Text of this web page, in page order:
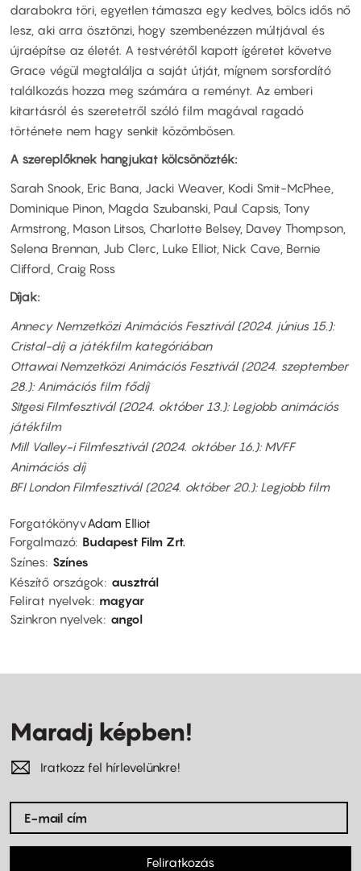
darabokra töri, egyetlen támasza egy kedves, bölcs idős nő
lesz, aki arra ösztönzi, hogy szembenézzen múltjával és
újraépítse az életét. A testvérétől kapott ígéretet követve
Grace végül megtalálja a saját útját, mígnem sorsfordító
találkozás hozza meg számára a reményt. Az emberi
kitartásról és szeretetről szóló film magával ragadó
története nem hagy senkit közömbösen.
A szereplőknek hangjukat kölcsönözték:
Sarah Snook, Eric Bana, Jacki Weaver, Kodi Smit-McPhee,
Dominique Pinon, Magda Szubanski, Paul Capsis, Tony
Armstrong, Mason Litsos, Charlotte Belsey, Davey Thompson,
Selena Brennan, Jub Clerc, Luke Elliot, Nick Cave, Bernie
Clifford, Craig Ross
Díjak:
Annecy Nemzetközi Animációs Fesztivál (2024. június 15.):
Cristal-díj a játékfilm kategóriában
Ottawai Nemzetközi Animációs Fesztivál (2024. szeptember
28.): Animációs film fődíj
Sitgesi Filmfesztivál (2024. október 13.): Legjobb animációs
játékfilm
Mill Valley-i Filmfesztivál (2024. október 16.): MVFF
Animációs díj
BFI London Filmfesztivál (2024. október 20.): Legjobb film
ForgatókönyvAdam Elliot
Forgalmazó Budapest Film Zrt.
Színes Színes
Készítő országok
ausztrál
Felirat nyelvek
magyar
Szinkron nyelvek
angol
Maradj képben!
Iratkozz fel hírlevelünkre!
Feliratkozás